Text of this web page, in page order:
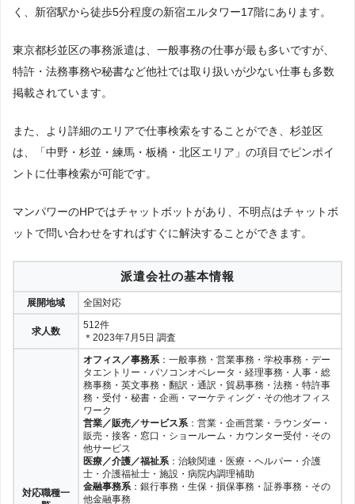
山口
四国
香川 徳島 愛媛 高知
九州・沖縄
福岡 佐賀
く、新宿駅から徒歩5分程度の新宿エルタワー17階にあります。
東京都杉並区の事務派遣は、一般事務の仕事が最も多いですが、
特許・法務事務や秘書など他社では取り扱いが少ない仕事も多数
掲載されています。
また、より詳細のエリアで仕事検索をすることができ、杉並区
は、「中野・杉並・練馬・板橋・北区エリア」の項目でピンポイ
ントに仕事検索が可能です。
マンパワーのHPではチャットボットがあり、不明点はチャットボ
ットで問い合わせをすればすぐに解決することができます。
派遣会社の基本情報
展開地域 全国対応
求人数
512件
＊2023年7月5日 調査
対応職種一
オフィス／事務系 ：一般事務・営業事務・学校事務・デー
タエントリー・パソコンオペレータ・経理事務・人事・総
務事務・英文事務・翻訳・通訳・貿易事務・法務・特許事
務・受付・秘書・企画・マーケティング・その他オフィス
ワーク
営業／販売／サービス系 ：営業・企画営業・ラウンダー・
販売・接客・窓口・ショールーム・カウンター受付・その
他サービス
医療／介護／福祉系 ：治験関連・医療・ヘルパー・介護
士・介護福祉士・施設・病院内調理補助
金融事務系 ：銀行事務・生保・損保事務・証券事務・その
他金融事務